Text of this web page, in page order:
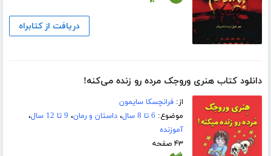
دریافت از کتابراه
دانلود کتاب هنری وروجک مرده رو زنده می‌کنه!
از:فرانچسکا سایمون
موضوع: 6 تا 8 سال ،داستان و رمان، 9 تا 12 سال
،
آموزنده
۴۳ صفحه